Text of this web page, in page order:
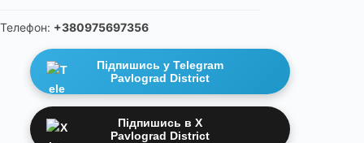
Телефон: +380975697356
Підпишись у Telegram
Pavlograd District
Підпишись в X
Pavlograd District